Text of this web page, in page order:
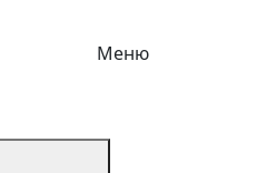
Меню